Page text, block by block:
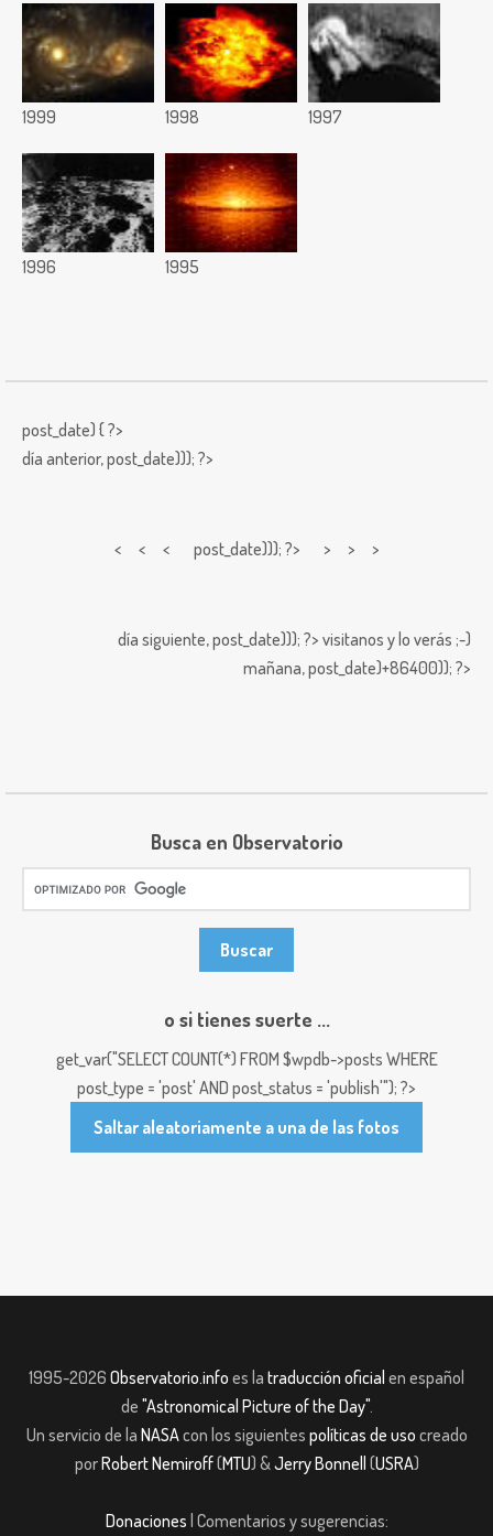
1999 1998 1997
1996 1995
post_date) { ?>
día anterior,post_date))); ?>
< < < post_date))); ?> > > >
día siguiente,post_date))); ?> visitanos y lo verás ;-)
mañana,post_date)+86400)); ?>
Busca en Observatorio
o si tienes suerte ...
get_var("SELECT COUNT(*) FROM $wpdb->posts WHERE
post_type = 'post' AND post_status = 'publish'"); ?>
Saltar aleatoriamente a una de las fotos
1995-2026 Observatorio.info es la traducción oficial en español
de "Astronomical Picture of the Day".
Un servicio de la NASAcon los siguientes políticas de uso creado
porRobert Nemiroff(MTU) &Jerry Bonnell (USRA)
Donaciones | Comentarios y sugerencias: